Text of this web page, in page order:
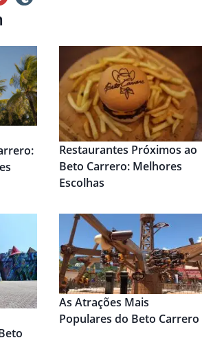
Restaurantes Próximos ao
Beto Carrero: Melhores
Escolhas
As Atrações Mais
Populares do Beto Carrero